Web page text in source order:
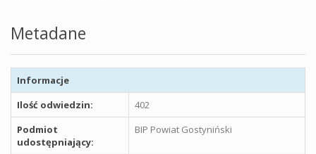
Metadane
Informacje
Ilość odwiedzin:
402
Podmiot
udostępniający:
BIP Powiat Gostyniński